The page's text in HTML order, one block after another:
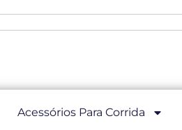
Acessórios Para Corrida